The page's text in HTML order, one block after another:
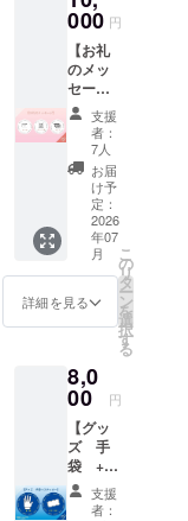
しま
す。 ■
無料招
待の実
施方法
につい
て ＜対
象＞ 東
京都内
の児童
養護施
設等の
福祉施
設の利
（※個人
での一
ませ
ん）
（※障害
のある
方は本
イベン
トにお
いて別
す。 1
口
5,000円
目標：
50万円
以上 い
ただい
たご支
援は、
スケー
ターさ
ん達へ
のお礼
（交通
礼）と
して大
いただ
きま
す。 ・
お礼
メッ
セージ
・パラ
スケー
クラ
ファン
応援メ
ンバー
証（デ
ジタ
ル）を
お送り
いたし
ます。
000 円
【お礼
のメッ
セー
ジ】 感
謝の気
持ちを
込め
て、下
記をお
送りい
たしま
す。 ・
お礼の
メッ
セージ
をお送
す。 ・
クラ
ファン
応援メ
ンバー
証（デ
ジタ
ル）を
支援
者：
7人
お届
け予
定：
2026
年07
月
詳細を見る
こ
の
リ
タ
ー
ン
を
選
択
す
る
8,0
00 円
【グッ
ズ 手
袋 +
ステッ
カー】
支援
者：